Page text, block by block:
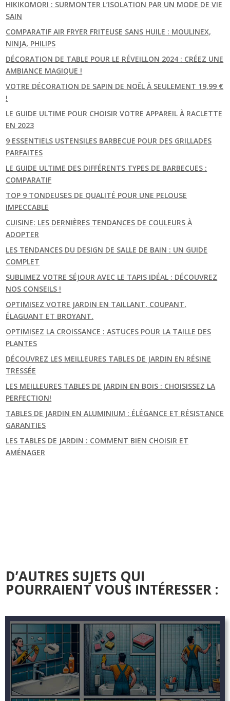
HIKIKOMORI : SURMONTER L’ISOLATION PAR UN MODE DE VIE
SAIN
COMPARATIF AIR FRYER FRITEUSE SANS HUILE : MOULINEX,
NINJA, PHILIPS
DÉCORATION DE TABLE POUR LE RÉVEILLON 2024 : CRÉEZ UNE
AMBIANCE MAGIQUE !
VOTRE DÉCORATION DE SAPIN DE NOËL À SEULEMENT 19,99 €
!
LE GUIDE ULTIME POUR CHOISIR VOTRE APPAREIL À RACLETTE
EN 2023
9 ESSENTIELS USTENSILES BARBECUE POUR DES GRILLADES
PARFAITES
LE GUIDE ULTIME DES DIFFÉRENTS TYPES DE BARBECUES :
COMPARATIF
TOP 9 TONDEUSES DE QUALITÉ POUR UNE PELOUSE
IMPECCABLE
CUISINE: LES DERNIÈRES TENDANCES DE COULEURS À
ADOPTER
LES TENDANCES DU DESIGN DE SALLE DE BAIN : UN GUIDE
COMPLET
SUBLIMEZ VOTRE SÉJOUR AVEC LE TAPIS IDÉAL : DÉCOUVREZ
NOS CONSEILS !
OPTIMISEZ VOTRE JARDIN EN TAILLANT, COUPANT,
ÉLAGUANT ET BROYANT.
OPTIMISEZ LA CROISSANCE : ASTUCES POUR LA TAILLE DES
PLANTES
DÉCOUVREZ LES MEILLEURES TABLES DE JARDIN EN RÉSINE
TRESSÉE
LES MEILLEURES TABLES DE JARDIN EN BOIS : CHOISISSEZ LA
PERFECTION!
TABLES DE JARDIN EN ALUMINIUM : ÉLÉGANCE ET RÉSISTANCE
GARANTIES
LES TABLES DE JARDIN : COMMENT BIEN CHOISIR ET
AMÉNAGER
D’AUTRES SUJETS QUI
POURRAIENT VOUS INTÉRESSER :